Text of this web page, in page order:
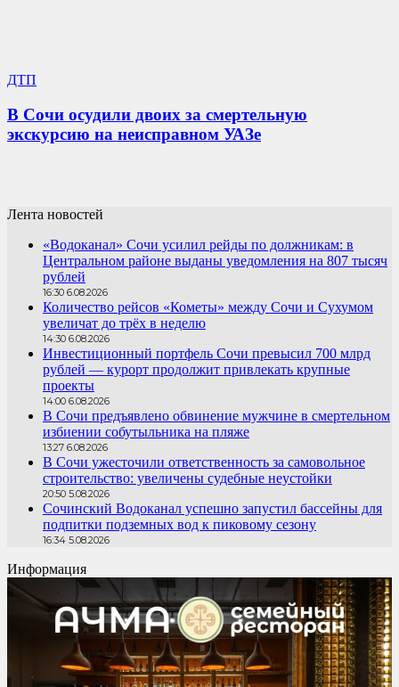
ДТП
В Сочи осудили двоих за смертельную
экскурсию на неисправном УАЗе
Лента новостей
«Водоканал» Сочи усилил рейды по должникам: в
Центральном районе выданы уведомления на 807 тысяч
рублей
16:30 6.08.2026
Количество рейсов «Кометы» между Сочи и Сухумом
увеличат до трёх в неделю
14:30 6.08.2026
Инвестиционный портфель Сочи превысил 700 млрд
рублей — курорт продолжит привлекать крупные
проекты
14:00 6.08.2026
В Сочи предъявлено обвинение мужчине в смертельном
избиении собутыльника на пляже
13:27 6.08.2026
В Сочи ужесточили ответственность за самовольное
строительство: увеличены судебные неустойки
20:50 5.08.2026
Сочинский Водоканал успешно запустил бассейны для
подпитки подземных вод к пиковому сезону
16:34 5.08.2026
Информация